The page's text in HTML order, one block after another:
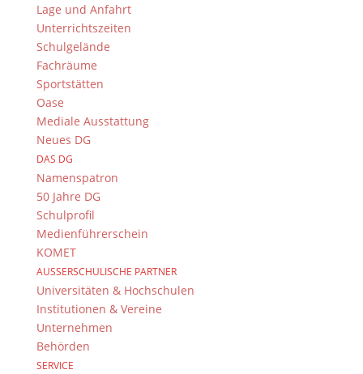
Lage und Anfahrt
Unterrichtszeiten
Schulgelände
Fachräume
Sportstätten
Oase
Mediale Ausstattung
Neues DG
DAS DG
Namenspatron
50 Jahre DG
Schulprofil
Medienführerschein
KOMET
AUSSERSCHULISCHE PARTNER
Universitäten & Hochschulen
Institutionen & Vereine
Unternehmen
Behörden
SERVICE
Die Klasse 6c hat im Schuljahr 2019/20 nicht nur
verschiedene englische Videos im Klassen­
verband produziert. Für den diesjährigen
Fremdsprachenwettbewerb haben sich sogar
zudem noch drei Schülergruppen
zusammengetan, um selbstständig je einen eng­
lischen Film zu drehen. Dabei sind drei ganz
sehr lustigen Klassenausflug nachgestellt, bei
dem eine gewisse Englischlehrerin namens Ms
March einen äußerst kuriosen Reitunfall erleidet.